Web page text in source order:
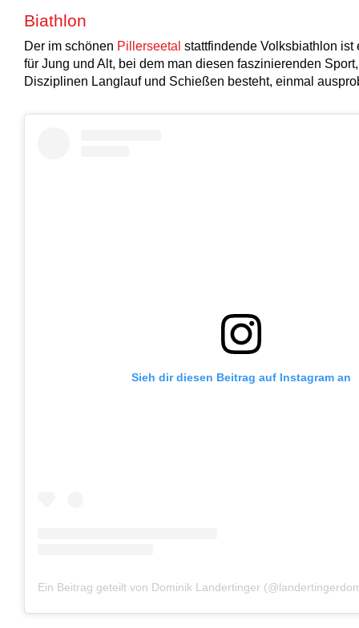
Biathlon
Der im schönen Pillerseetal stattfindende Volksbiathlon ist
für Jung und Alt, bei dem man diesen faszinierenden
Disziplinen Langlauf und Schießen besteht, einmal
Sieh dir diesen Beitrag auf Instagram an
Ein Beitrag geteilt von Dominik Landertinger